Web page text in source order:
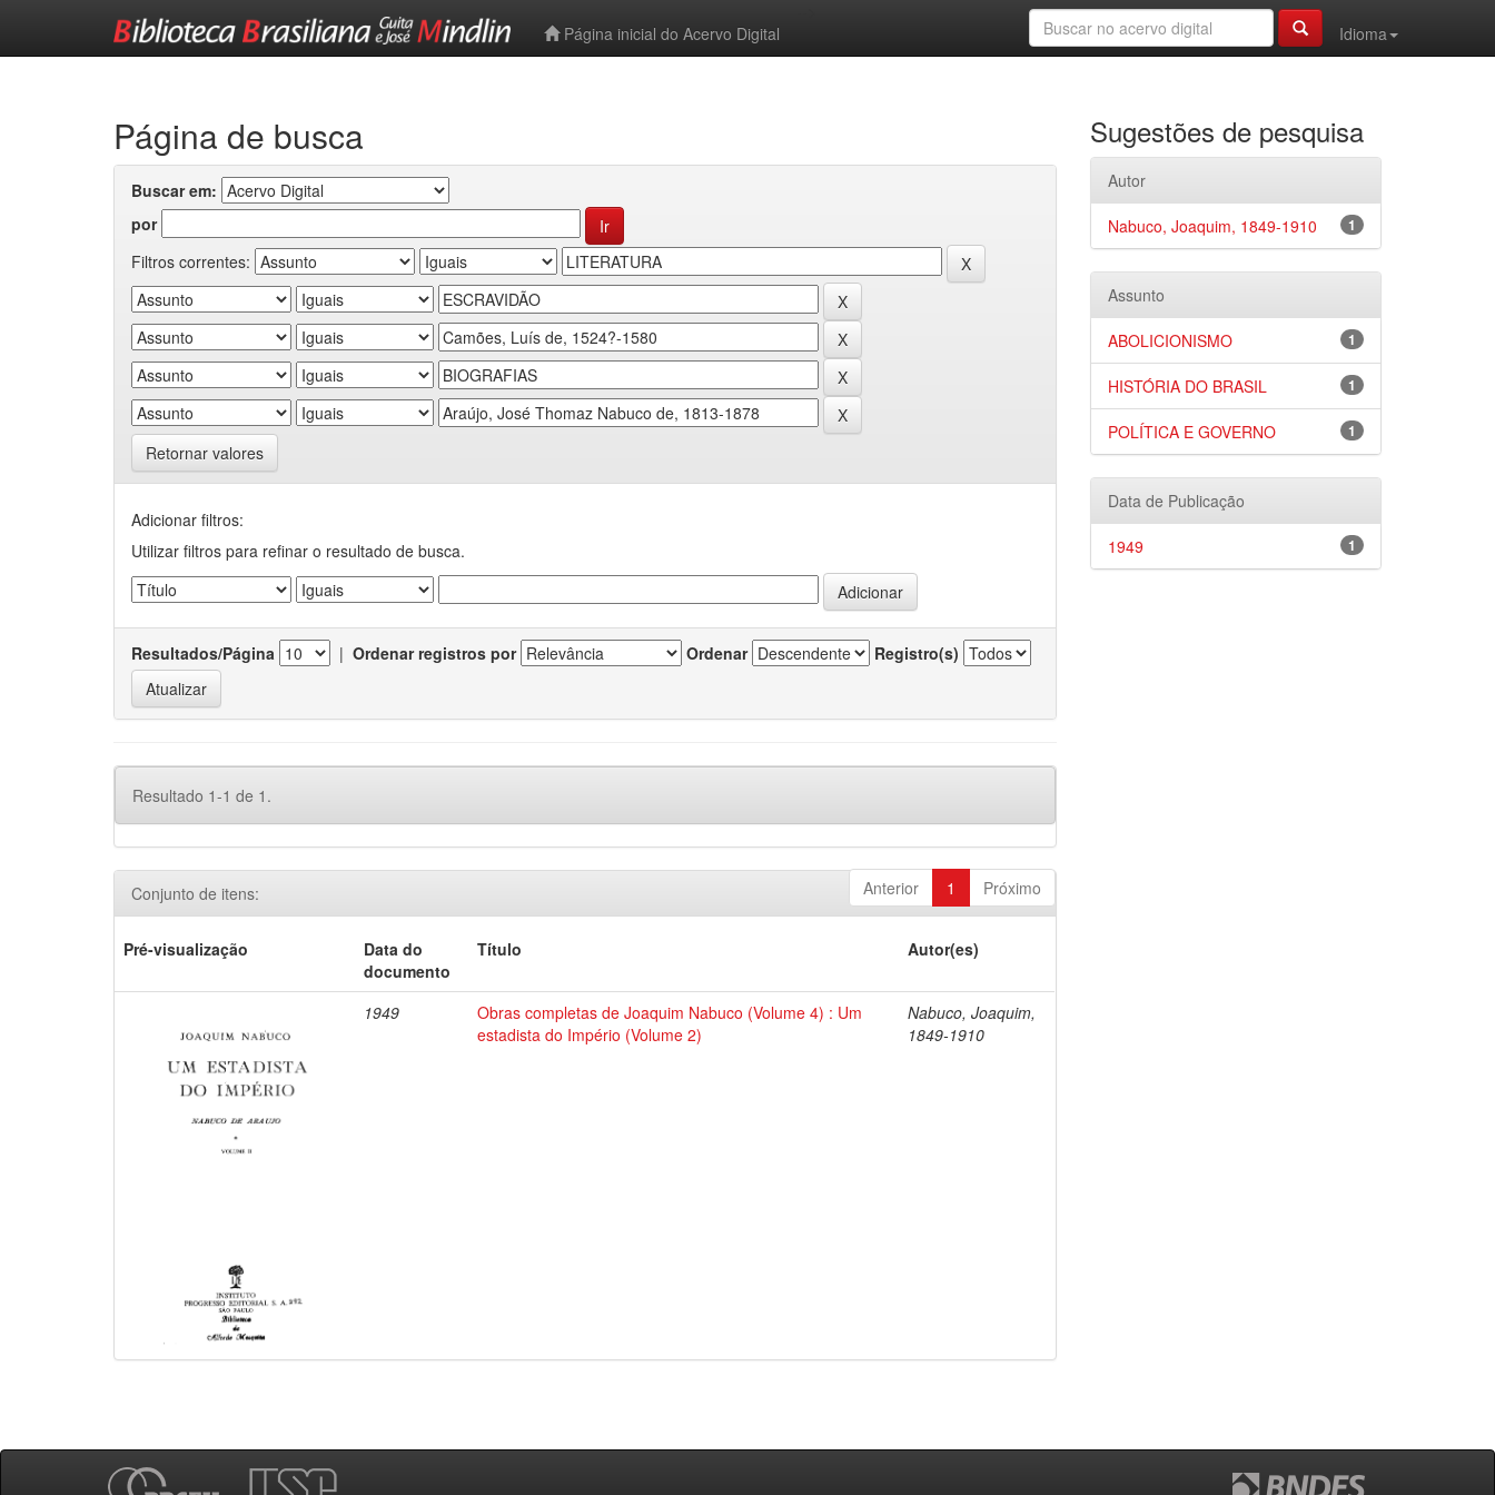
Página inicial do Acervo Digital
Idioma
Página de busca
Buscar em:
por
Filtros correntes:
Retornar valores
Adicionar filtros:
Utilizar filtros para refinar o resultado de busca.
Resultados/Página | Ordenar registros por Ordenar Registro(s)
Resultado 1-1 de 1.
Anterior 1 Próximo
Conjunto de itens:
Pré-visualização
Data do
documento
Título Autor(es)
1949
Obras completas de Joaquim Nabuco (Volume 4) : Um
estadista do Império (Volume 2)
Nabuco, Joaquim,
1849-1910
Sugestões de pesquisa
Autor
1
Nabuco, Joaquim, 1849-1910
Assunto
1
ABOLICIONISMO
1
HISTÓRIA DO BRASIL
1
POLÍTICA E GOVERNO
Data de Publicação
1
1949